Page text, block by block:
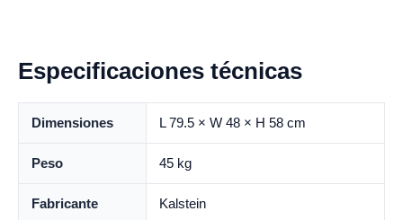
Especificaciones técnicas
Dimensiones L 79.5 × W 48 × H 58 cm
Peso 45 kg
Fabricante Kalstein